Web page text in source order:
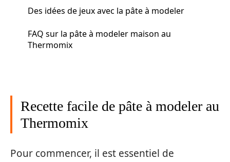
Des idées de jeux avec la pâte à modeler
FAQ sur la pâte à modeler maison au
Thermomix
Recette facile de pâte à modeler au
Thermomix
Pour commencer, il est essentiel de